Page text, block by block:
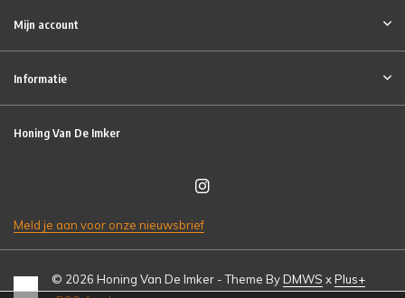
Mijn account
Informatie
Honing Van De Imker
Meld je aan voor onze nieuwsbrief
© 2026 Honing Van De Imker - Theme ByDMWS xPlus+